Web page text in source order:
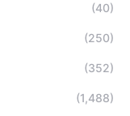
(40)
(250)
(352)
(1,488)